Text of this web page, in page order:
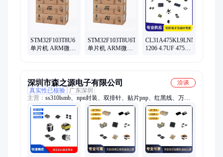
STM32F103T8U6
单片机 ARM微控
STM32F103T8U6TR
单片机 ARM微控
CL31A475KL9LNNC
1206 4.7UF 475K
深圳市森之源电子有限公司
洽谈
真实性已核验
广东深圳
主营： ss310lsmb、npn封装、双排针、贴片pnp、红黑线、万能
板、ss320smaf、稳压管、保护管、电池盒、丝印lyy、散热片、
电阻带、锂电池、玻纤板、ss510lsmb、散热器、led灯具、扩展
板、抑制管、接线片、放大器、定时器、6a10do-27、ss54lsmbf